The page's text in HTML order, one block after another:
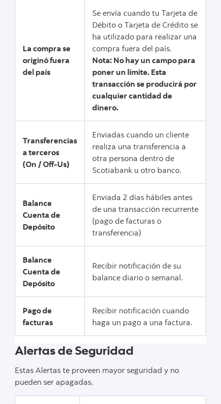
La compra se
originó fuera
del país
Se envía cuando tu Tarjeta de
Débito o Tarjeta de Crédito se
ha utilizado para realizar una
compra fuera del país.
Nota: No hay un campo para
poner un límite. Esta
transacción se producirá por
cualquier cantidad de
dinero.
Transferencias
a terceros
(On / Off-Us)
Enviadas cuando un cliente
realiza una transferencia a
otra persona dentro de
Scotiabank u otro banco.
Balance
Cuenta de
Depósito
Enviada 2 días hábiles antes
de una transacción recurrente
(pago de facturas o
transferencia)
Balance
Cuenta de
Depósito
Recibir notificación de su
balance diario o semanal.
Pago de
facturas
Recibir notificación cuando
haga un pago a una factura.
Alertas de Seguridad
Estas Alertas te proveen mayor seguridad y no
pueden ser apagadas.